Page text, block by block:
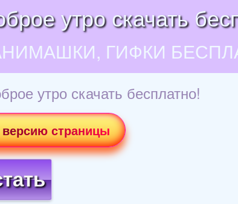
утро скачать
ГИФКИ
утро скачать бесплатно!
страницы